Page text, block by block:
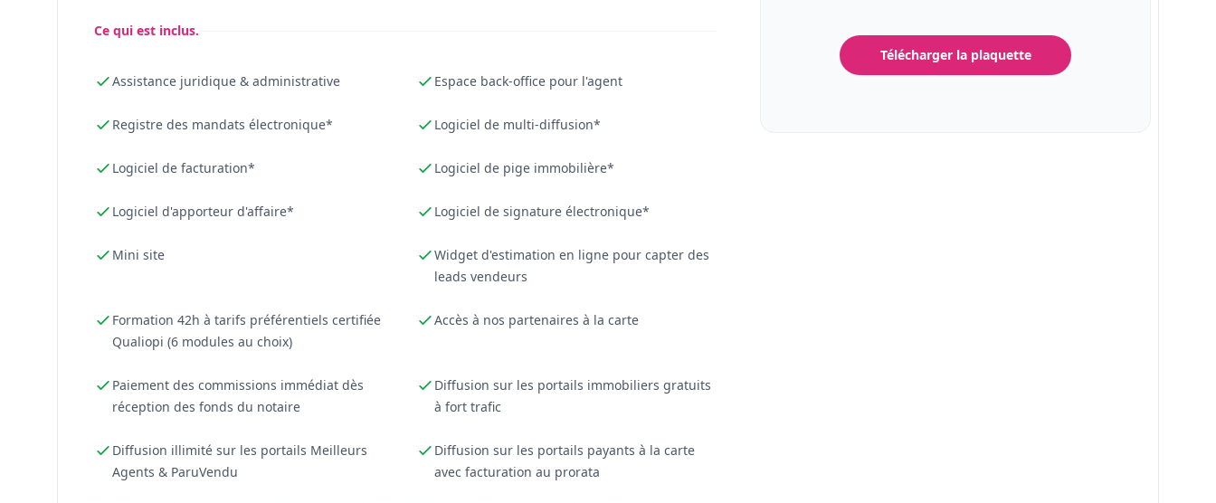
Ce qui est inclus.
Assistance juridique & administrative Espace back-office pour l'agent
Registre des mandats électronique* Logiciel de multi-diffusion*
Logiciel de facturation* Logiciel de pige immobilière*
Logiciel d'apporteur d'affaire* Logiciel de signature électronique*
Mini site
Widget d'estimation en ligne pour capter des
leads vendeurs
Formation 42h à tarifs préférentiels certifiée
Qualiopi (6 modules au choix)
Accès à nos partenaires à la carte
Paiement des commissions immédiat dès
réception des fonds du notaire
Diffusion sur les portails immobiliers gratuits
à fort trafic
Diffusion illimité sur les portails Meilleurs
Agents & ParuVendu
Diffusion sur les portails payants à la carte
avec facturation au prorata
Télécharger la plaquette